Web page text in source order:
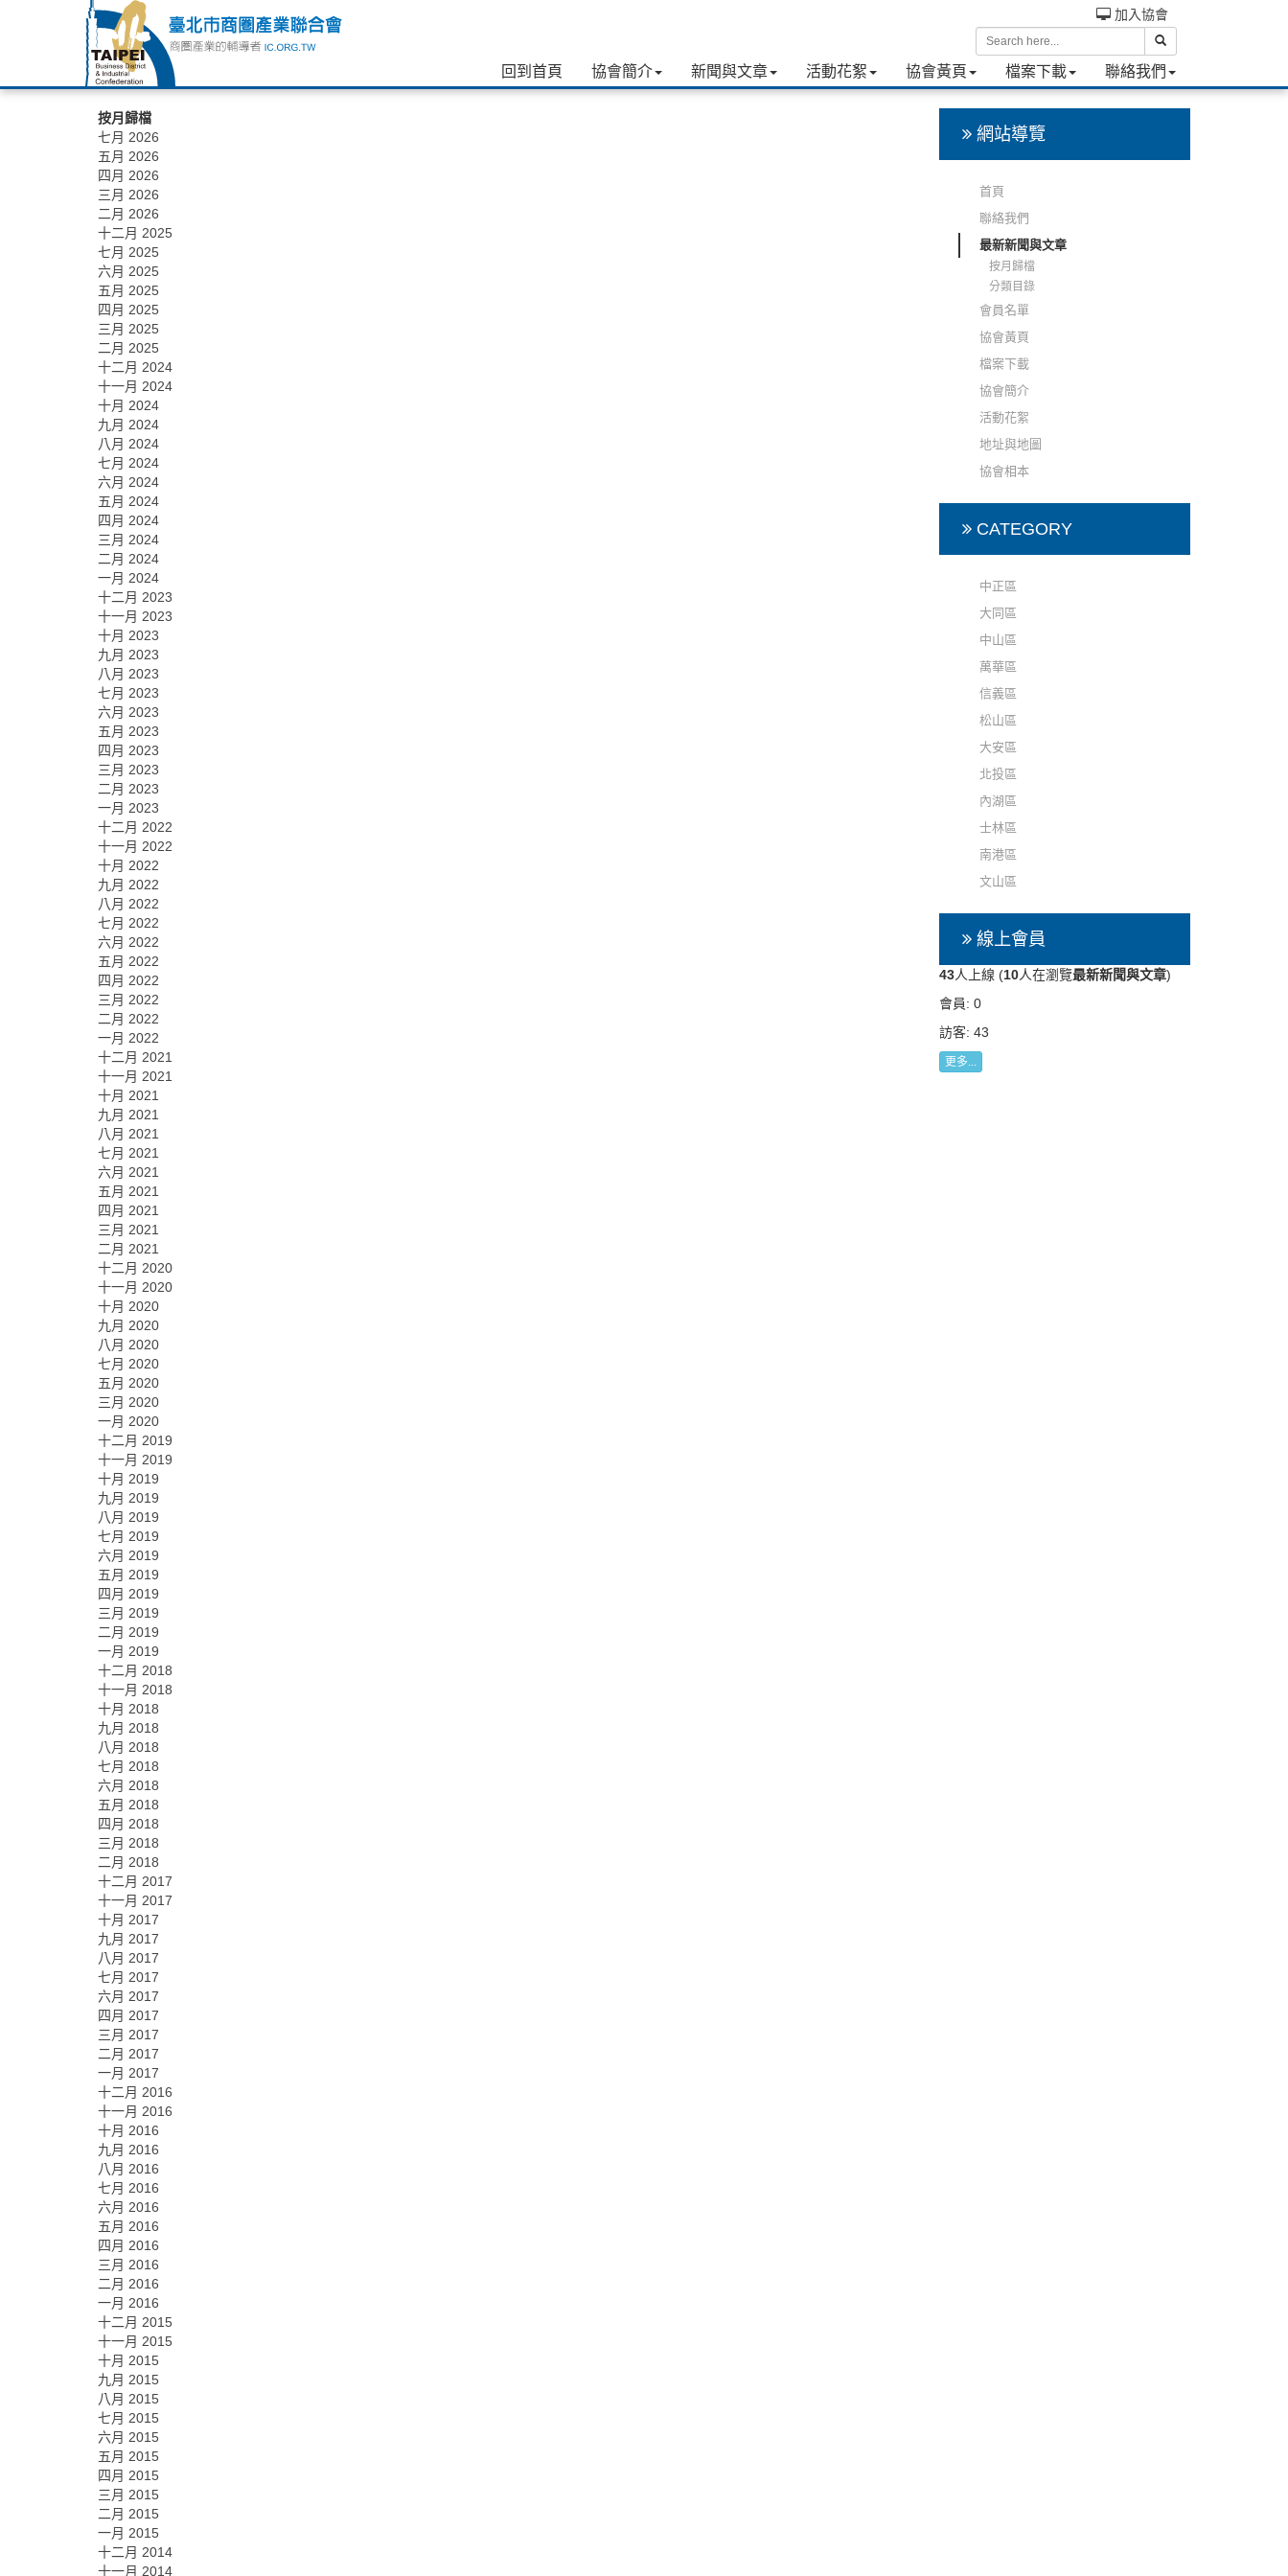
回到首頁 協會簡介 新聞與文章 活動花絮 協會黃頁 檔案下載 聯絡我們
加入協會
按月歸檔
七月 2026
五月 2026
四月 2026
三月 2026
二月 2026
十二月 2025
七月 2025
六月 2025
五月 2025
四月 2025
三月 2025
二月 2025
十二月 2024
十一月 2024
十月 2024
九月 2024
八月 2024
七月 2024
六月 2024
五月 2024
四月 2024
三月 2024
二月 2024
一月 2024
十二月 2023
十一月 2023
十月 2023
九月 2023
八月 2023
七月 2023
六月 2023
五月 2023
四月 2023
三月 2023
二月 2023
一月 2023
十二月 2022
十一月 2022
十月 2022
九月 2022
八月 2022
七月 2022
六月 2022
五月 2022
四月 2022
三月 2022
二月 2022
一月 2022
十二月 2021
十一月 2021
十月 2021
九月 2021
八月 2021
七月 2021
六月 2021
五月 2021
四月 2021
三月 2021
二月 2021
十二月 2020
十一月 2020
十月 2020
九月 2020
八月 2020
七月 2020
五月 2020
三月 2020
一月 2020
十二月 2019
十一月 2019
十月 2019
九月 2019
八月 2019
七月 2019
六月 2019
五月 2019
四月 2019
三月 2019
二月 2019
一月 2019
十二月 2018
十一月 2018
十月 2018
九月 2018
八月 2018
七月 2018
六月 2018
五月 2018
四月 2018
三月 2018
二月 2018
十二月 2017
十一月 2017
十月 2017
九月 2017
八月 2017
七月 2017
六月 2017
四月 2017
三月 2017
二月 2017
一月 2017
十二月 2016
十一月 2016
十月 2016
九月 2016
八月 2016
七月 2016
六月 2016
五月 2016
四月 2016
三月 2016
二月 2016
一月 2016
十二月 2015
十一月 2015
十月 2015
九月 2015
八月 2015
七月 2015
六月 2015
五月 2015
四月 2015
三月 2015
二月 2015
一月 2015
十二月 2014
十一月 2014
網站導覽
首頁
聯絡我們
最新新聞與文章
按月歸檔
分類目錄
會員名單
協會黃頁
檔案下載
協會簡介
活動花絮
地址與地圖
協會相本
CATEGORY
中正區
大同區
中山區
萬華區
信義區
松山區
大安區
北投區
內湖區
士林區
南港區
文山區
線上會員
43人上線 (10人在瀏覽最新新聞與文章)
會員: 0
訪客: 43
更多...